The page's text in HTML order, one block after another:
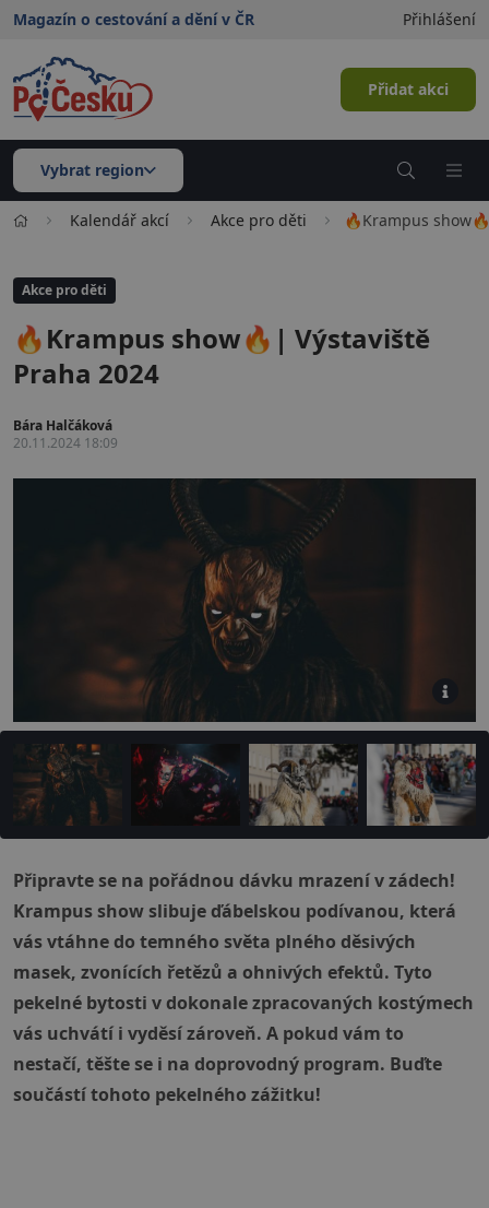
Magazín o cestování a dění v ČR Přihlášení
Přidat akci
Vybrat region
Kalendář akcí Akce pro děti 🔥Krampus
Akce pro děti
🔥Krampus show🔥| Výstaviště
Praha 2024
Bára Halčáková
20.11.2024 18:09
Připravte se na pořádnou dávku mrazení v zádech!
Krampus show slibuje ďábelskou podívanou, která
vás vtáhne do temného světa plného děsivých
masek, zvonících řetězů a ohnivých efektů. Tyto
pekelné bytosti v dokonale zpracovaných kostýmech
vás uchvátí i vyděsí zároveň. A pokud vám to
nestačí, těšte se i na doprovodný program. Buďte
součástí tohoto pekelného zážitku!